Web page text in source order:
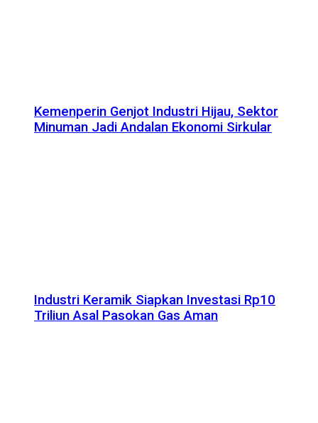
Kemenperin Genjot Industri Hijau, Sektor
Minuman Jadi Andalan Ekonomi Sirkular
Industri Keramik Siapkan Investasi Rp10
Triliun Asal Pasokan Gas Aman